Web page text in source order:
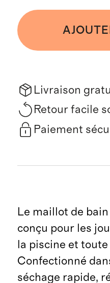
Livraison
Retour facile
Paiement
Le maillot de
conçu pour les
la piscine et
Confectionné
séchage rapide,